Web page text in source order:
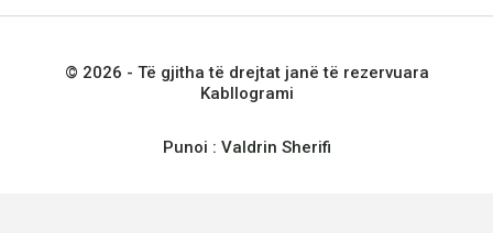
© 2026 - Të gjitha të drejtat janë të rezervuara
Kabllogrami
Punoi : Valdrin Sherifi